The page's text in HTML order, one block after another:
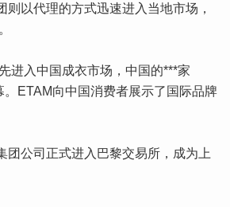
则以代理的方式迅速进入当地市场，
进入中国成衣市场，中国的***家
。ETAM向中国消费者展示了国际品牌
团公司正式进入巴黎交易所，成为上